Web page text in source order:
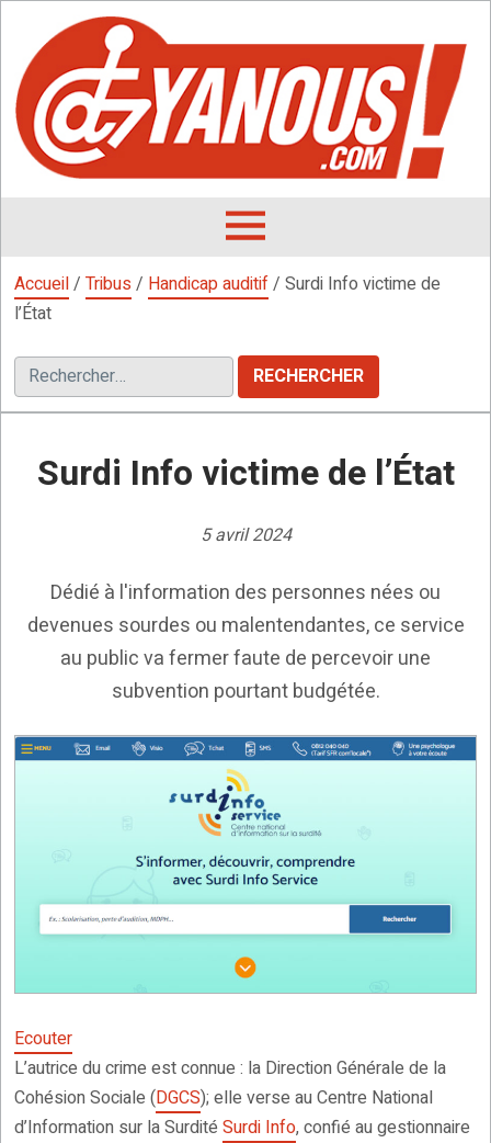
contenu
OUVRIR
MENU
Accueil/ Tribus/ Handicap auditif/ Surdi Info victime de
l’État
Rechercher :
Surdi Info victime de l’État
5 avril 2024
Dédié à l'information des personnes nées ou
devenues sourdes ou malentendantes, ce service
au public va fermer faute de percevoir une
subvention pourtant budgétée.
Ecouter
L’autrice du crime est connue : la Direction Générale de la
Cohésion Sociale (DGCS); elle verse au Centre National
d’Information sur la Surdité Surdi Info, confié au gestionnaire